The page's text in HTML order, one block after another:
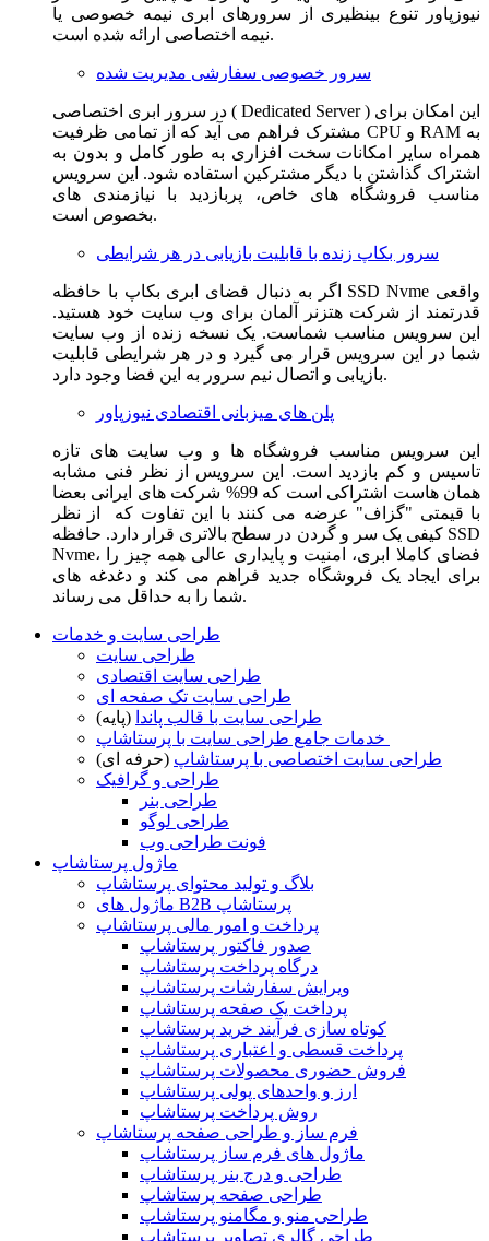
نیوزپاور تنوع بینظیری از سرورهای ابری نیمه خصوصی یا
نیمه اختصاصی ارائه شده است.
سرور خصوصی سفارشی مدیریت شده
در سرور ابری اختصاصی ( Dedicated Server ) این امکان برای
مشترک فراهم می آید که از تمامی ظرفیت CPU و RAM به
همراه سایر امکانات سخت افزاری به طور کامل و بدون به
اشتراک گذاشتن با دیگر مشترکین استفاده شود. این سرویس
مناسب فروشگاه های خاص، پربازدید با نیازمندی های
بخصوص است.
سرور بکاپ زنده با قابلیت بازیابی در هر شرایطی
اگر به دنبال فضای ابری بکاپ با حافظه SSD Nvme واقعی
قدرتمند از شرکت هتزنر آلمان برای وب سایت خود هستید.
این سرویس مناسب شماست. یک نسخه زنده از وب سایت
شما در این سرویس قرار می گیرد و در هر شرایطی قابلیت
بازیابی و اتصال نیم سرور به این فضا وجود دارد.
پلن های میزبانی اقتصادی نیوزپاور
این سرویس مناسب فروشگاه ها و وب سایت های تازه
تاسیس و کم بازدید است. این سرویس از نظر فنی مشابه
همان هاست اشتراکی است که 99% شرکت های ایرانی بعضا
با قیمتی "گزاف" عرضه می کنند با این تفاوت که از نظر
کیفی یک سر و گردن در سطح بالاتری قرار دارد. حافظه SSD
Nvme، فضای کاملا ابری، امنیت و پایداری عالی همه چیز را
برای ایجاد یک فروشگاه جدید فراهم می کند و دغدغه های
شما را به حداقل می رساند.
طراحی سایت و خدمات
طراحی سایت
طراحی سایت اقتصادی
طراحی سایت تک صفحه ای
طراحی سایت با قالب پاندا (پایه)
طراحی سایت اختصاصی با پرستاشاپ (حرفه ای)
طراحی و گرافیک
طراحی بنر
طراحی لوگو
فونت طراحی وب
ماژول پرستاشاپ
بلاگ و تولید محتوای پرستاشاپ
ماژول های B2B پرستاشاپ
پرداخت و امور مالی پرستاشاپ
صدور فاکتور پرستاشاپ
درگاه پرداخت پرستاشاپ
ویرایش سفارشات پرستاشاپ
پرداخت یک صفحه پرستاشاپ
کوتاه سازی فرآیند خرید پرستاشاپ
پرداخت قسطی و اعتباری پرستاشاپ
فروش حضوری محصولات پرستاشاپ
ارز و واحدهای پولی پرستاشاپ
روش پرداخت پرستاشاپ
فرم ساز و طراحی صفحه پرستاشاپ
ماژول های فرم ساز پرستاشاپ
طراحی و درج بنر پرستاشاپ
طراحی صفحه پرستاشاپ
طراحی منو و مگامنو پرستاشاپ
طراحی گالری تصاویر پرستاشاپ